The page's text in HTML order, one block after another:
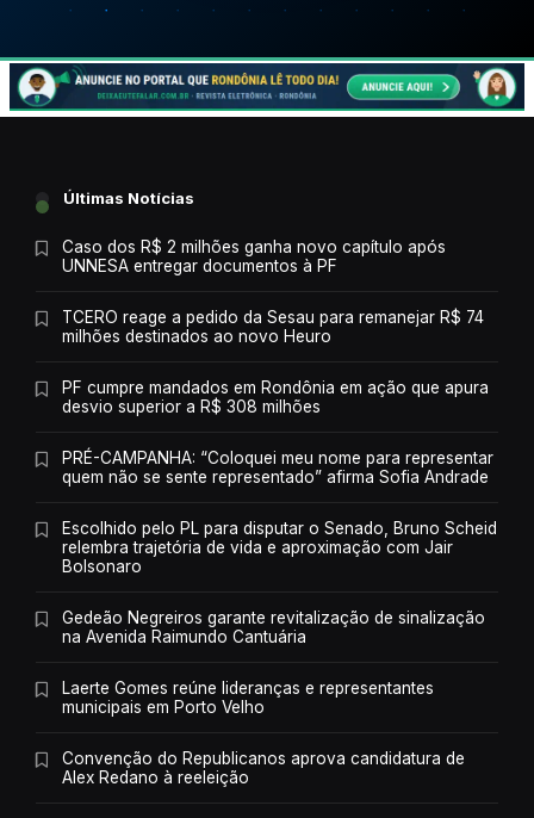
Últimas Notícias
Caso dos R$ 2 milhões ganha novo capítulo após
UNNESA entregar documentos à PF
TCERO reage a pedido da Sesau para remanejar R$ 74
milhões destinados ao novo Heuro
PF cumpre mandados em Rondônia em ação que apura
desvio superior a R$ 308 milhões
PRÉ-CAMPANHA: “Coloquei meu nome para representar
quem não se sente representado” afirma Sofia Andrade
Escolhido pelo PL para disputar o Senado, Bruno Scheid
relembra trajetória de vida e aproximação com Jair
Bolsonaro
Gedeão Negreiros garante revitalização de sinalização
na Avenida Raimundo Cantuária
Laerte Gomes reúne lideranças e representantes
municipais em Porto Velho
Convenção do Republicanos aprova candidatura de
Alex Redano à reeleição